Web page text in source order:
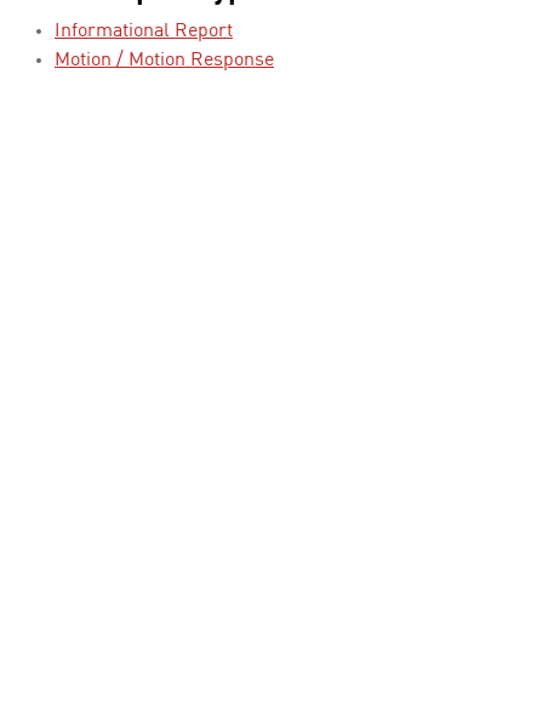
Informational Report
Motion / Motion Response